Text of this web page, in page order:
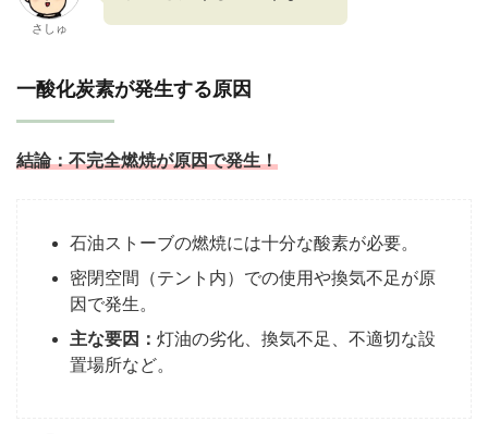
さしゅ
一酸化炭素が発生する原因
結論：不完全燃焼が原因で発生！
石油ストーブの燃焼には十分な酸素が必要。
密閉空間（テント内）での使用や換気不足が原
因で発生。
主な要因： 灯油の劣化、換気不足、不適切な設
置場所など。